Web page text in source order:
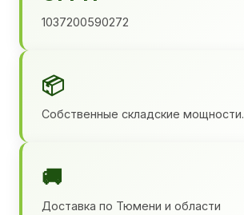
1037200590272
📦
Собственные складские мощности.
🚚
Доставка по Тюмени и области